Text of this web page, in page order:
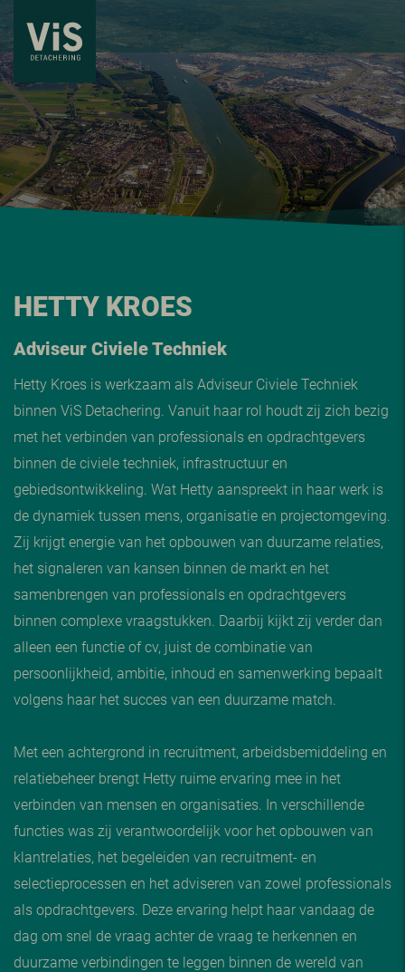
HETTY KROES
Adviseur Civiele Techniek
Hetty Kroes is werkzaam als Adviseur Civiele Techniek
binnen ViS Detachering. Vanuit haar rol houdt zij zich bezig
met het verbinden van professionals en opdrachtgevers
binnen de civiele techniek, infrastructuur en
gebiedsontwikkeling. Wat Hetty aanspreekt in haar werk is
de dynamiek tussen mens, organisatie en projectomgeving.
Zij krijgt energie van het opbouwen van duurzame relaties,
het signaleren van kansen binnen de markt en het
samenbrengen van professionals en opdrachtgevers
binnen complexe vraagstukken. Daarbij kijkt zij verder dan
alleen een functie of cv, juist de combinatie van
persoonlijkheid, ambitie, inhoud en samenwerking bepaalt
volgens haar het succes van een duurzame match.
Met een achtergrond in recruitment, arbeidsbemiddeling en
relatiebeheer brengt Hetty ruime ervaring mee in het
verbinden van mensen en organisaties. In verschillende
functies was zij verantwoordelijk voor het opbouwen van
klantrelaties, het begeleiden van recruitment- en
selectieprocessen en het adviseren van zowel professionals
als opdrachtgevers. Deze ervaring helpt haar vandaag de
dag om snel de vraag achter de vraag te herkennen en
duurzame verbindingen te leggen binnen de wereld van